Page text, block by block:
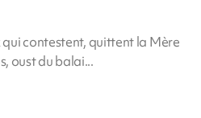
qui contestent, quittent la Mère
oust du balai...